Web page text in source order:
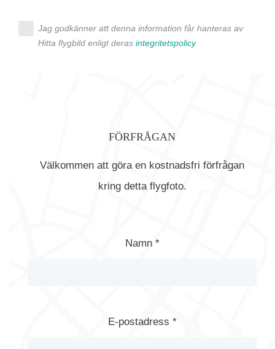
Jag godkänner att denna information får hanteras av
Hitta flygbild enligt deras integritetspolicy
FÖRFRÅGAN
Välkommen att göra en kostnadsfri förfrågan
kring detta flygfoto.
Namn *
E-postadress *